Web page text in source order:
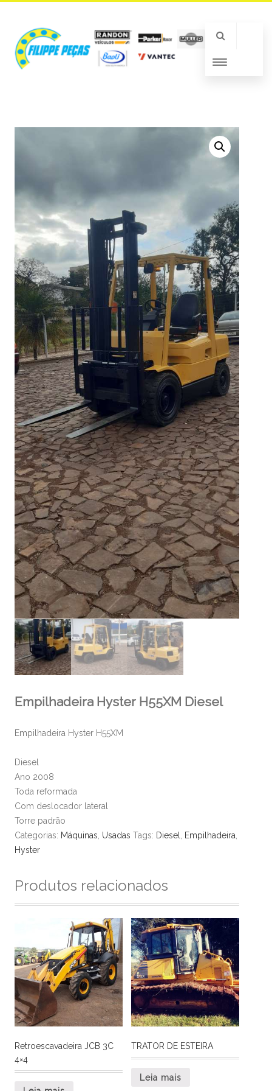
Empilhadeira Hyster H55XM Diesel
Empilhadeira Hyster H55XM
Diesel
Ano 2008
Toda reformada
Com deslocador lateral
Torre padrão
Categorias: Máquinas, Usadas Tags: Diesel, Empilhadeira,
Hyster
Produtos relacionados
Retroescavadeira JCB 3C
4×4
TRATOR DE ESTEIRA
Leia mais